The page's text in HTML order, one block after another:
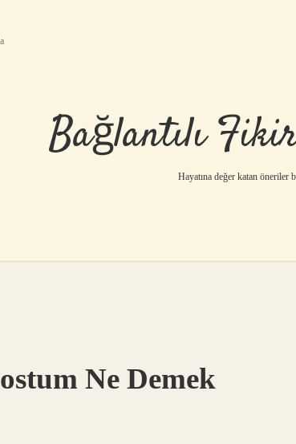
Bağlantılı
Hayatına değer katan öneriler
Ne Demek